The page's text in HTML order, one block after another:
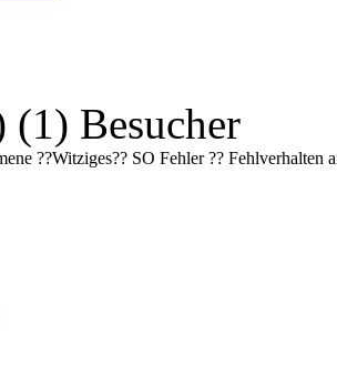
(1) Besucher
??Witziges?? SO Fehler ?? Fehlverhalten